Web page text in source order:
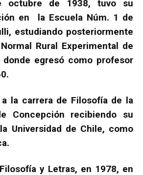
octubre de 1938, tuvo su
en la Escuela Núm. 1 de
estudiando posteriormente
Rural Experimental de
egresó como profesor
la carrera de Filosofía de la
Concepción recibiendo su
Universidad de Chile, como
y Letras, en 1978, en